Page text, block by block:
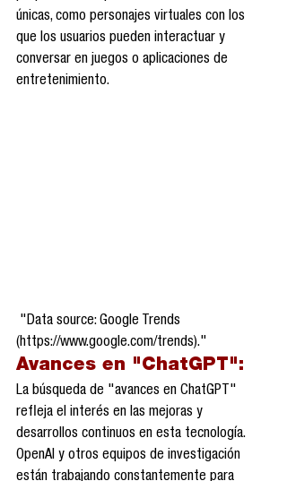
únicas, como personajes virtuales con los
que los usuarios pueden interactuar y
conversar en juegos o aplicaciones de
entretenimiento.
(https://www.google.com/trends)."
Avances en "ChatGPT":
La búsqueda de "avances en ChatGPT"
refleja el interés en las mejoras y
desarrollos continuos en esta tecnología.
OpenAI y otros equipos de investigación
están trabajando constantemente para